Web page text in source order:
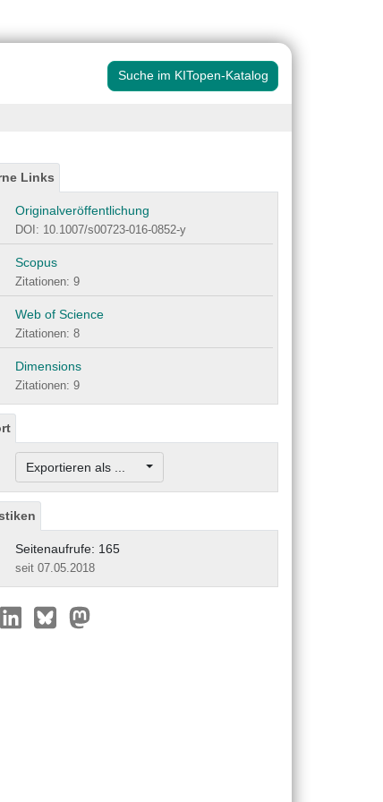
Suche im KITopen-Katalog
Links
Originalveröffentlichung
DOI: 10.1007/s00723-016-0852-y
Scopus
Zitationen: 9
Web of Science
Zitationen: 8
Dimensions
Zitationen: 9
Exportieren als ...
Seitenaufrufe: 165
seit 07.05.2018